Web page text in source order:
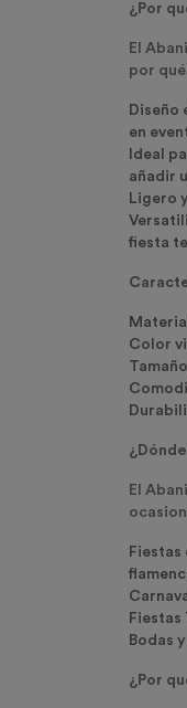
¿Por
El
por
Diseño
en
Ideal
añadir
Ligero
fiesta
Color
El
Fiestas
Fiestas
Bodas
¿Por